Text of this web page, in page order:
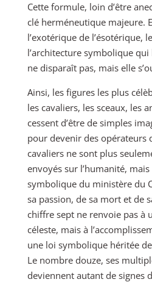
Cette formule, loin d’être
clé herméneutique majeure.
l’exotérique de l’ésotérique,
l’architecture symbolique
ne disparaît pas, mais elle
Ainsi, les figures les plus
les cavaliers, les sceaux, les
cessent d’être de simples
pour devenir des opérateurs
cavaliers ne sont plus
envoyés sur l’humanité,
symbolique du ministère du
sa passion, de sa mort et de
chiffre sept ne renvoie pas à
céleste, mais à
une loi symbolique héritée
Le nombre douze, ses
deviennent autant de signes